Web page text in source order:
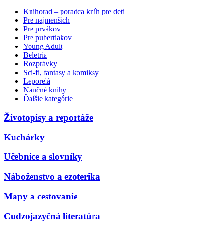
Knihorad – poradca kníh pre deti
Pre najmenších
Pre prvákov
Pre pubertiakov
Young Adult
Beletria
Rozprávky
Sci-fi, fantasy a komiksy
Leporelá
Náučné knihy
Ďalšie kategórie
Životopisy a reportáže
Kuchárky
Učebnice a slovníky
Náboženstvo a ezoterika
Mapy a cestovanie
Cudzojazyčná literatúra